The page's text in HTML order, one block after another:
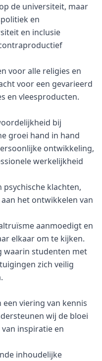
de universiteit, maar
en
en inclusie
voor alle religies en
voor een gevarieerd
en vleesproducten.
bij
groei hand in hand
ontwikkeling,
werkelijkheid
klachten,
het ontwikkelen van
aanmoedigt en
elkaar om te kijken.
waarin studenten met
zich veilig
viering van kennis
wij de bloei
inspiratie en
inhoudelijke